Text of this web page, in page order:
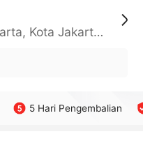
Daerah Khusus Ibukota Jakarta, Kota Jakarta Barat, Cengkareng, yy
5 Hari Pengembalian